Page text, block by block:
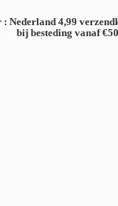
: Nederland 4,99
bij besteding vanaf €50